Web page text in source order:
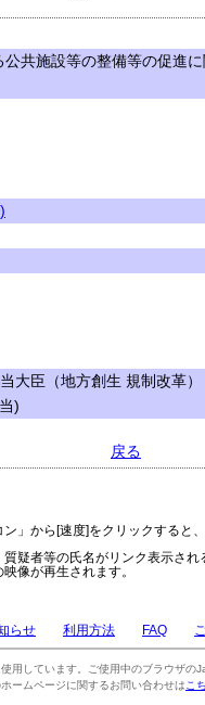
公共施設等の整備等の促進
大臣（地方創生 規制改革
)
戻る
ン」から[速度]をクリックすると
質疑者等の氏名がリンク表示さ
像が再生されます。
らせ 利用方法 FAQ
用しています。ご使用中のブラウザの
ホームページに関するお問い合わせは こ